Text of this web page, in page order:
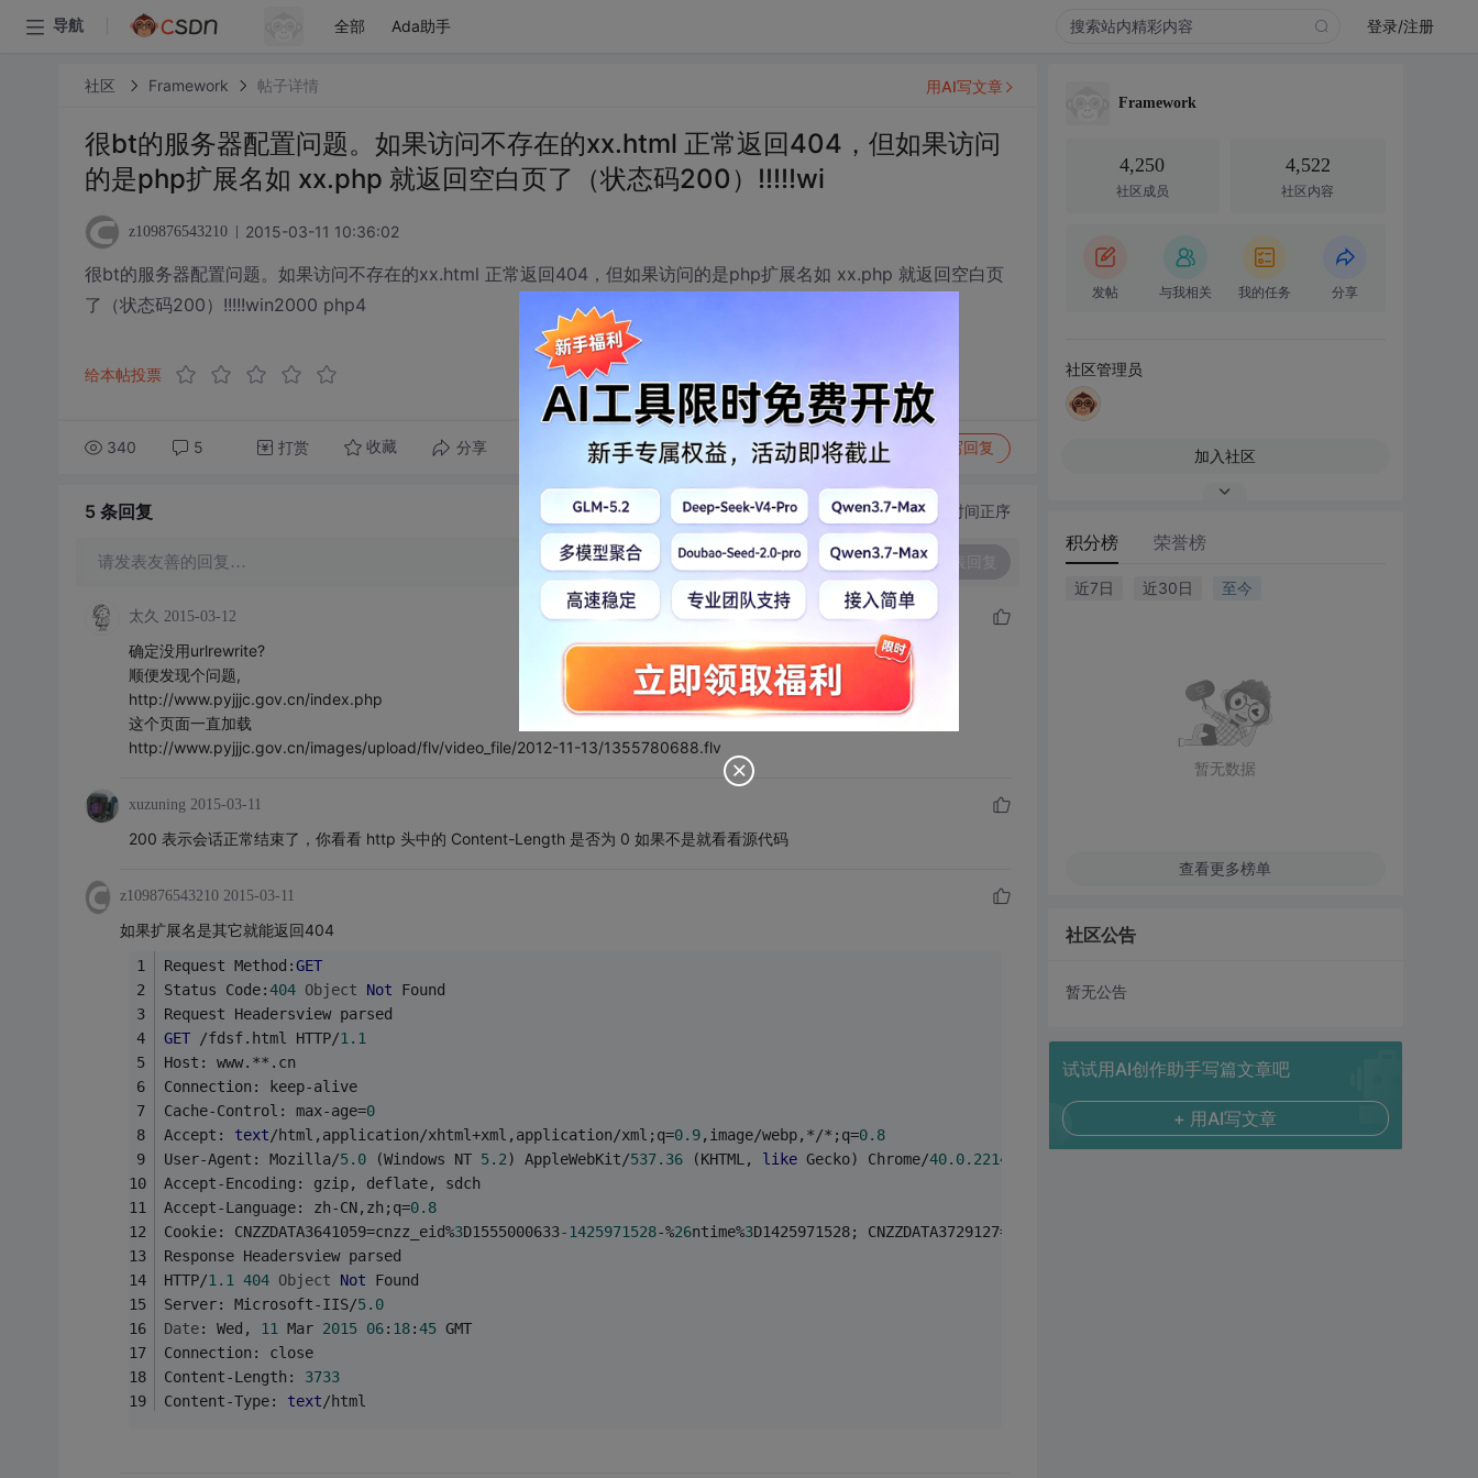
导航 全部 Ada助手 登录/注册
社区 Framework 帖子详情
很bt的服务器配置问题。如果访问不存在的xx.html 正常返回404，但如果访问
的是php扩展名如 xx.php 就返回空白页了（状态码200）!!!!!wi
z109876543210 2015-03-11 10:36:02
很bt的服务器配置问题。如果访问不存在的xx.html 正常返回404，但如果访问的是php扩展名如 xx.php 就返回空白页
了（状态码200）!!!!!win2000 php4
给本帖投票
340 5 打赏 收藏 分享 转发到动态 举报 写回复
用AI写文章
5 条回复 切换为时间正序
请发表友善的回复… 发表回复
太久 2015-03-12
确定没用urlrewrite?
顺便发现个问题,
http://www.pyjjjc.gov.cn/index.php
这个页面一直加载
http://www.pyjjjc.gov.cn/images/upload/flv/video_file/2012-11-13/1355780688.flv
xuzuning 2015-03-11
200 表示会话正常结束了，你看看 http 头中的 Content-Length 是否为 0 如果不是就看看源代码
z109876543210 2015-03-11
如果扩展名是其它就能返回404
Request Method:GET
Status Code:404 Object Not Found
Request Headersview parsed
GET /fdsf.html HTTP/1.1
Host: www.**.cn
Connection: keep-alive
Cache-Control: max-age=0
Accept: text/html,application/xhtml+xml,application/xml;q=0.9,image/webp,*/*;q=0.8
User-Agent: Mozilla/5.0 (Windows NT 5.2) AppleWebKit/537.36 (KHTML, like Gecko) Chrome/40.0.2214
Accept-Encoding: gzip, deflate, sdch
Accept-Language: zh-CN,zh;q=0.8
Cookie: CNZZDATA3641059=cnzz_eid%3D1555000633-1425971528-%26ntime%3D1425971528; CNZZDATA3729127=cnzz_eid%
Response Headersview parsed
HTTP/1.1 404 Object Not Found
Server: Microsoft-IIS/5.0
Date: Wed, 11 Mar 2015 06: 18:45 GMT
Connection: close
Content-Length: 3733
Content-Type: text/html
Framework
4,250
社区成员
4,522
社区内容
发帖 与我相关 我的任务 分享
社区管理员
加入社区
积分榜 荣誉榜
近7日 近30日 至今
暂无数据
查看更多榜单
社区公告
暂无公告
试试用AI创作助手写篇文章吧
+ 用AI写文章